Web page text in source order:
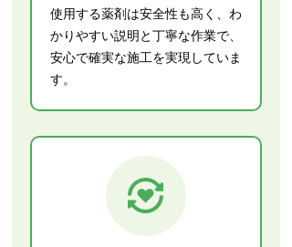
使用する薬剤は安全性も高く、わ
かりやすい説明と丁寧な作業で、
安心で確実な施工を実現していま
す。